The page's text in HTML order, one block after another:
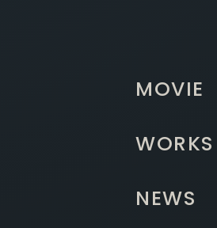
MOVIE
WORKS
NEWS